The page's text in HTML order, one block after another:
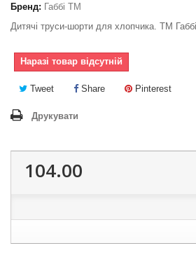
Бренд: Габбі ТМ
Дитячі труси-шорти для хлопчика. ТМ
Наразі товар відсутній
Tweet Share Pinterest
Друкувати
104.00